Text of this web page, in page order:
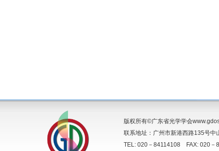
版权所有©广东省光学学会
联系地址：广州市新港西路135号
TEL: 020－84114108 FAX: 020